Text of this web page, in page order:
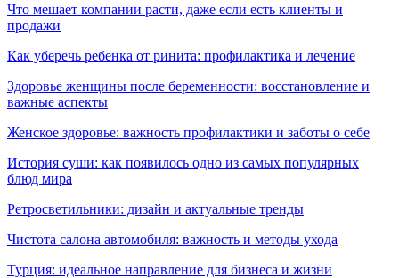
Что мешает компании расти, даже если есть клиенты и
продажи
Как уберечь ребенка от ринита: профилактика и лечение
Здоровье женщины после беременности: восстановление и
важные аспекты
Женское здоровье: важность профилактики и заботы о себе
История суши: как появилось одно из самых популярных
блюд мира
Ретросветильники: дизайн и актуальные тренды
Чистота салона автомобиля: важность и методы ухода
Турция: идеальное направление для бизнеса и жизни